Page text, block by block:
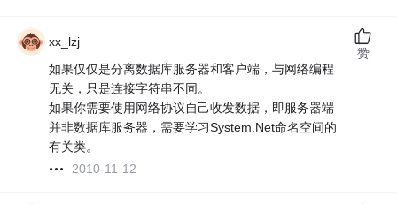
xx_lzj
如果仅仅是分离数据库服务器和客户端，与网络编程
无关，只是连接字符串不同。
如果你需要使用网络协议自己收发数据，即服务器端
并非数据库服务器，需要学习System.Net命名空间的
有关类。
2010-11-12
赞